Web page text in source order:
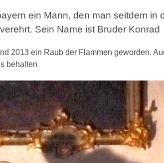
ein Mann, den man seitdem in
Sein Name ist Bruder Konrad
2013 ein Raub der Flammen geworden.
behalten